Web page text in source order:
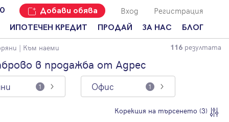
Добави обява Вход Регистрация
ИПОТЕЧЕН КРЕДИТ ПРОДАЙ
Защо да
продам
имот с
ЗА НАС
Наши офиси
Кариери
Кои сме ние?
Мениджмънт
БЛОГ
За продавачи
кредитиране
За
| Към наеми 116 резултата
в продажба от Адрес
1 Офис 1
Корекция на търсенето (3)